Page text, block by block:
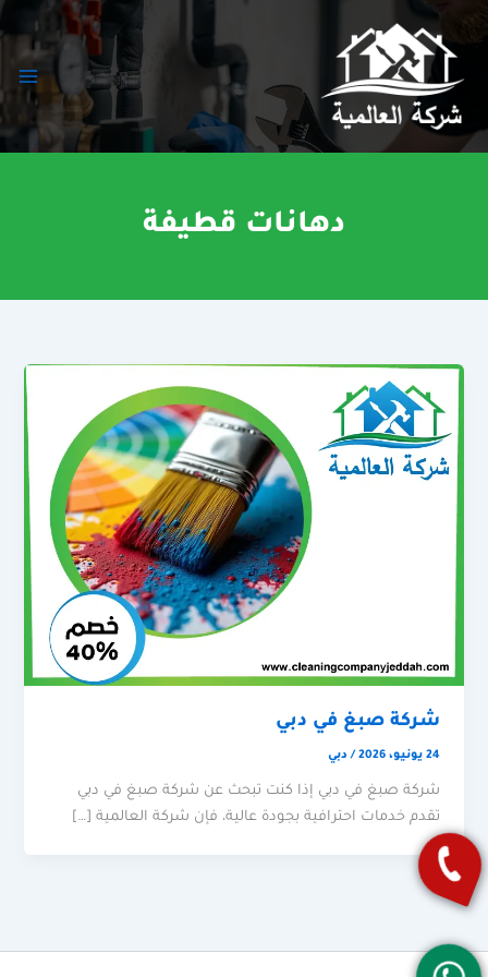
دهانات قطيفة
شركة صبغ في دبي
24 يونيو، 2026 / دبي
شركة صبغ في دبي إذا كنت تبحث عن شركة صبغ في دبي
تقدم خدمات احترافية بجودة عالية، فإن شركة العالمية […]